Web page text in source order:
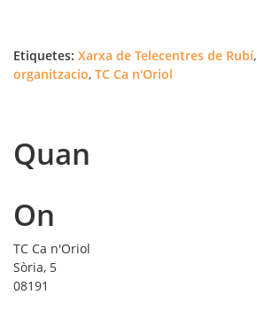
Etiquetes: Xarxa de Telecentres de Rubí,
organitzacio, TC Ca n'Oriol
Quan
On
TC Ca n'Oriol
Sòria, 5
08191